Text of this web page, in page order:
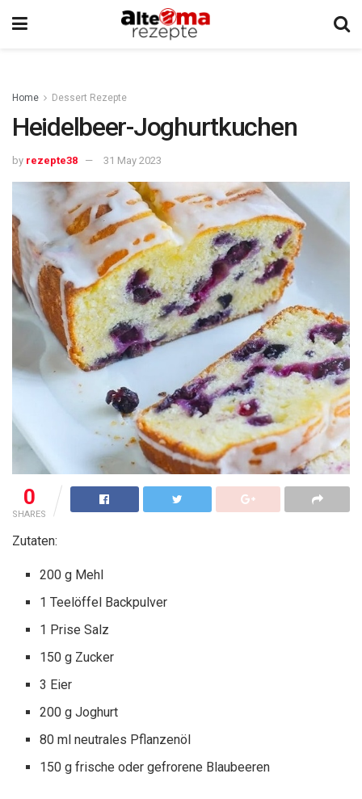
Home Dessert Rezepte
Heidelbeer-Joghurtkuchen
by rezepte38 31 May 2023
0
SHARES
Zutaten:
200 g Mehl
1 Teelöffel Backpulver
1 Prise Salz
150 g Zucker
3 Eier
200 g Joghurt
80 ml neutrales Pflanzenöl
150 g frische oder gefrorene Blaubeeren